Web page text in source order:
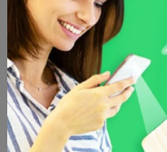
desde
7.99 €